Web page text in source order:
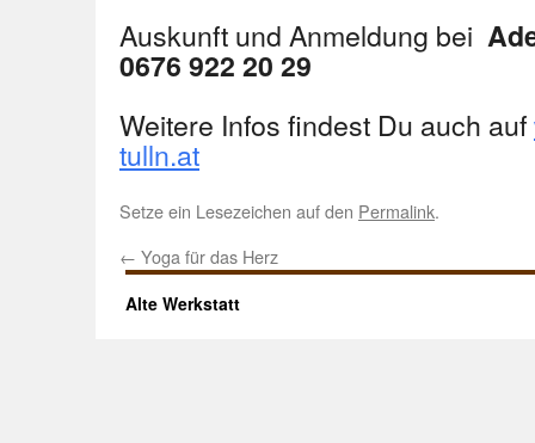
Auskunft und Anmeldung bei
0676 922 20 29
Weitere Infos findest Du auch auf
tulln.at
Setze ein Lesezeichen auf den Permalink.
← Yoga für das Herz
Alte Werkstatt